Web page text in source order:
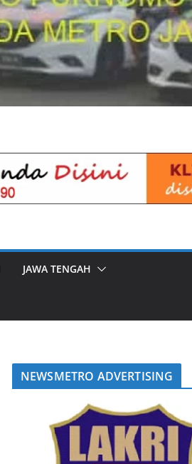
JAWA TENGAH
NEWSMETRO ADVERTISING